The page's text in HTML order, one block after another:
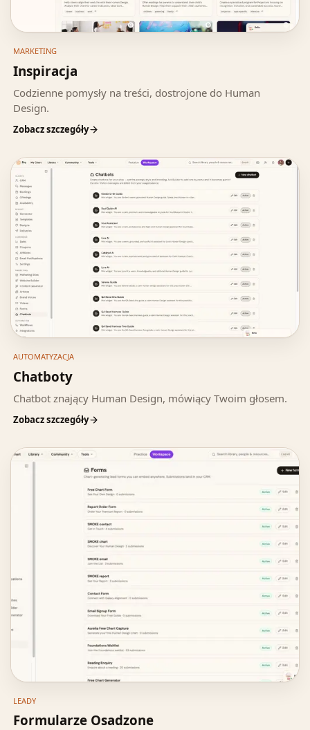
MARKETING
Inspiracja
Codzienne pomysły na treści, dostrojone do Human
Design.
Zobacz szczegóły
AUTOMATYZACJA
Chatboty
Chatbot znający Human Design, mówiący Twoim głosem.
Zobacz szczegóły
LEADY
Formularze Osadzone